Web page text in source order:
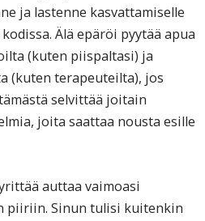
ja lastenne kasvattamiselle
Älä epäröi pyytää apua
(kuten piispaltasi) ja
(kuten terapeuteilta), jos
selvittää joitain
joita saattaa nousta esille
auttaa vaimoasi
piiriin. Sinun tulisi kuitenkin